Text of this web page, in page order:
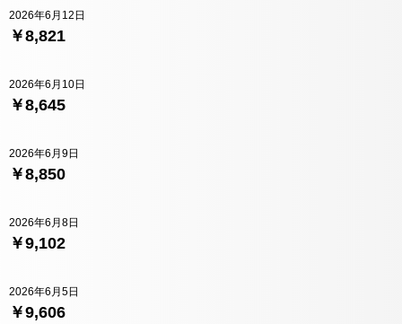
￥8,821
2026年6月12日
￥8,645
2026年6月10日
￥8,850
2026年6月9日
￥9,102
2026年6月8日
￥9,606
2026年6月5日